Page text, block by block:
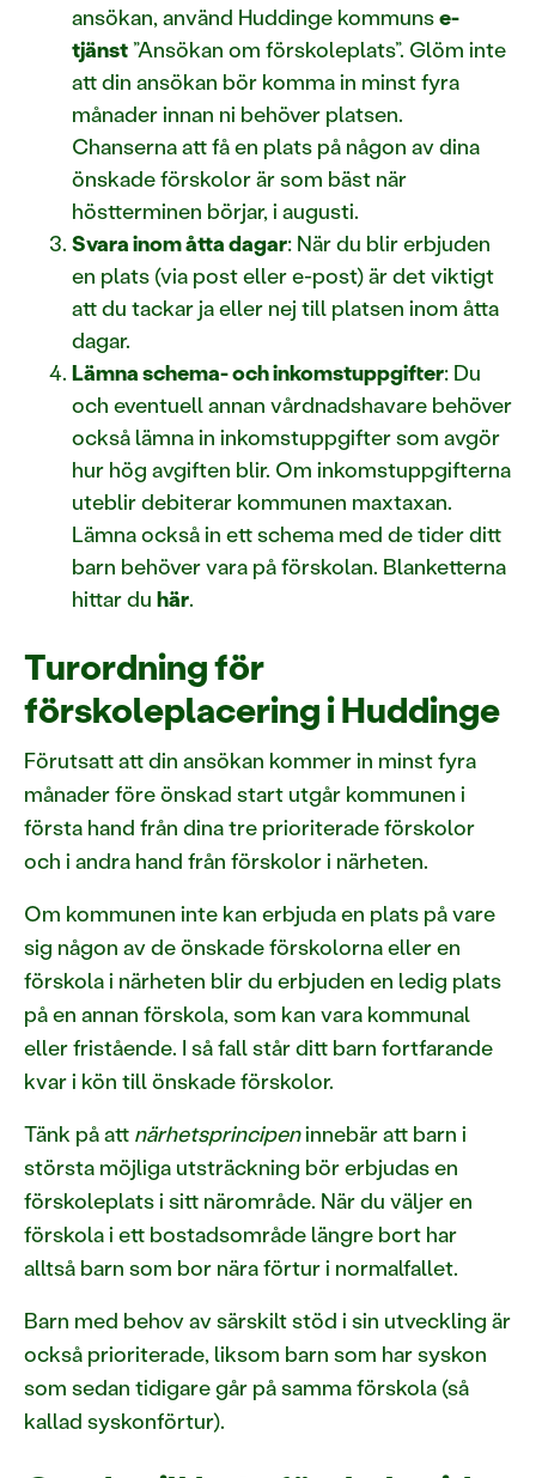
ansökan, använd Huddinge kommunse-
tjänst ”Ansökan om förskoleplats”. Glöm inte
att din ansökan bör komma in minst fyra
månader innan ni behöver platsen.
Chanserna att få en plats på någon av dina
önskade förskolor är som bäst när
höstterminen börjar, i augusti.
Svara inom åtta dagar: När du blir erbjuden
en plats (via post eller e-post) är det viktigt
att du tackar ja eller nej till platsen inom åtta
dagar.
Lämna schema- och inkomstuppgifter: Du
och eventuell annan vårdnadshavare behöver
också lämna in inkomstuppgifter som avgör
hur hög avgiften blir. Om inkomstuppgifterna
uteblir debiterar kommunen maxtaxan.
Lämna också in ett schema med de tider ditt
barn behöver vara på förskolan. Blanketterna
hittar du här.
Turordning för
förskoleplacering i Huddinge
Förutsatt att din ansökan kommer in minst fyra
månader före önskad start utgår kommunen i
första hand från dina tre prioriterade förskolor
och i andra hand från förskolor i närheten.
Om kommunen inte kan erbjuda en plats på vare
sig någon av de önskade förskolorna eller en
förskola i närheten blir du erbjuden en ledig plats
på en annan förskola, som kan vara kommunal
eller fristående. I så fall står ditt barn fortfarande
kvar i kön till önskade förskolor.
Tänk på att närhetsprincipeninnebär att barn i
största möjliga utsträckning bör erbjudas en
förskoleplats i sitt närområde. När du väljer en
förskola i ett bostadsområde längre bort har
alltså barn som bor nära förtur i normalfallet.
Barn med behov av särskilt stöd i sin utveckling är
också prioriterade, liksom barn som har syskon
som sedan tidigare går på samma förskola (så
kallad syskonförtur).